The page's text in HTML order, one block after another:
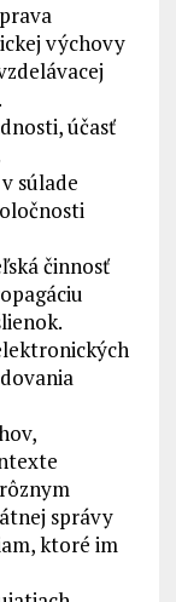
výchovy
účasť
súlade
činnosť
správy
ktoré im